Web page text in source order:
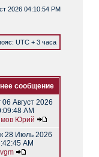
2026 04:10:54 PM
UTC + 3 часа
сообщение
06 Август 2026
AM
Юрий
28 Июль 2026
AM
vgm